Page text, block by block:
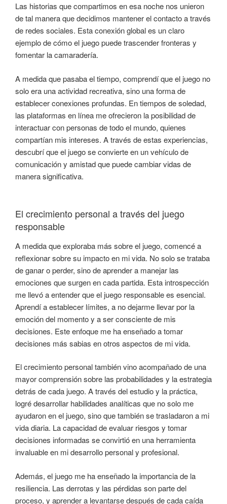
Las historias que compartimos en esa noche nos unieron
de tal manera que decidimos mantener el contacto a través
de redes sociales. Esta conexión global es un claro
ejemplo de cómo el juego puede trascender fronteras y
fomentar la camaradería.
A medida que pasaba el tiempo, comprendí que el juego no
solo era una actividad recreativa, sino una forma de
establecer conexiones profundas. En tiempos de soledad,
las plataformas en línea me ofrecieron la posibilidad de
interactuar con personas de todo el mundo, quienes
compartían mis intereses. A través de estas experiencias,
descubrí que el juego se convierte en un vehículo de
comunicación y amistad que puede cambiar vidas de
manera significativa.
El crecimiento personal a través del juego
responsable
A medida que exploraba más sobre el juego, comencé a
reflexionar sobre su impacto en mi vida. No solo se trataba
de ganar o perder, sino de aprender a manejar las
emociones que surgen en cada partida. Esta introspección
me llevó a entender que el juego responsable es esencial.
Aprendí a establecer límites, a no dejarme llevar por la
emoción del momento y a ser consciente de mis
decisiones. Este enfoque me ha enseñado a tomar
decisiones más sabias en otros aspectos de mi vida.
El crecimiento personal también vino acompañado de una
mayor comprensión sobre las probabilidades y la estrategia
detrás de cada juego. A través del estudio y la práctica,
logré desarrollar habilidades analíticas que no solo me
ayudaron en el juego, sino que también se trasladaron a mi
vida diaria. La capacidad de evaluar riesgos y tomar
decisiones informadas se convirtió en una herramienta
invaluable en mi desarrollo personal y profesional.
Además, el juego me ha enseñado la importancia de la
resiliencia. Las derrotas y las pérdidas son parte del
proceso, y aprender a levantarse después de cada caída